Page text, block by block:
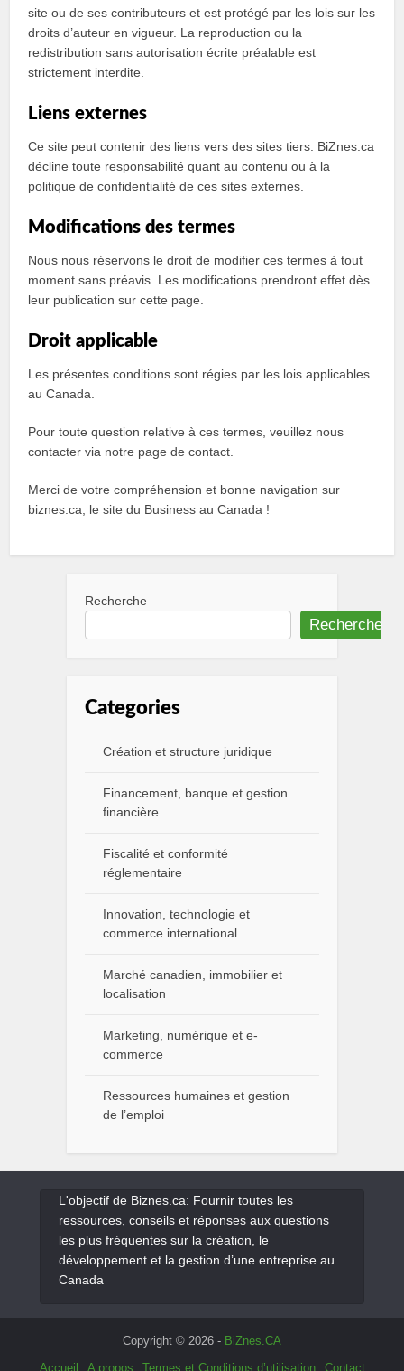
site ou de ses contributeurs et est protégé par les lois sur les
droits d’auteur en vigueur. La reproduction ou la
redistribution sans autorisation écrite préalable est
strictement interdite.
Liens externes
Ce site peut contenir des liens vers des sites tiers. BiZnes.ca
décline toute responsabilité quant au contenu ou à la
politique de confidentialité de ces sites externes.
Modifications des termes
Nous nous réservons le droit de modifier ces termes à tout
moment sans préavis. Les modifications prendront effet dès
leur publication sur cette page.
Droit applicable
Les présentes conditions sont régies par les lois applicables
au Canada.
Pour toute question relative à ces termes, veuillez nous
contacter via notre page de contact.
Merci de votre compréhension et bonne navigation sur
biznes.ca, le site du Business au Canada !
Recherche
Recherche
Categories
Création et structure juridique
Financement, banque et gestion
financière
Fiscalité et conformité
réglementaire
Innovation, technologie et
commerce international
Marché canadien, immobilier et
localisation
Marketing, numérique et e-
commerce
Ressources humaines et gestion
de l’emploi
L'objectif de Biznes.ca: Fournir toutes les
ressources, conseils et réponses aux questions
les plus fréquentes sur la création, le
développement et la gestion d’une entreprise au
Canada
Copyright © 2026 - BiZnes.CA
Accueil
A propos Termes et Conditions d’utilisation Contact